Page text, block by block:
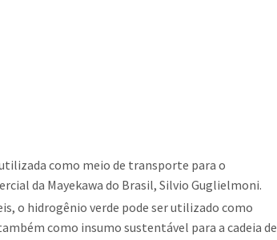
como meio de transporte para o
da Mayekawa do Brasil, Silvio Guglielmoni.
o hidrogênio verde pode ser utilizado como
como insumo sustentável para a cadeia de